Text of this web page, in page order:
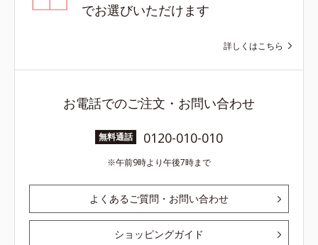
でお選びいただけます
詳しくはこちら
お電話でのご注文・お問い合わせ
無料通話 0120-010-010
午前9時より午後7時まで
よくあるご質問・お問い合わせ
ショッピングガイド